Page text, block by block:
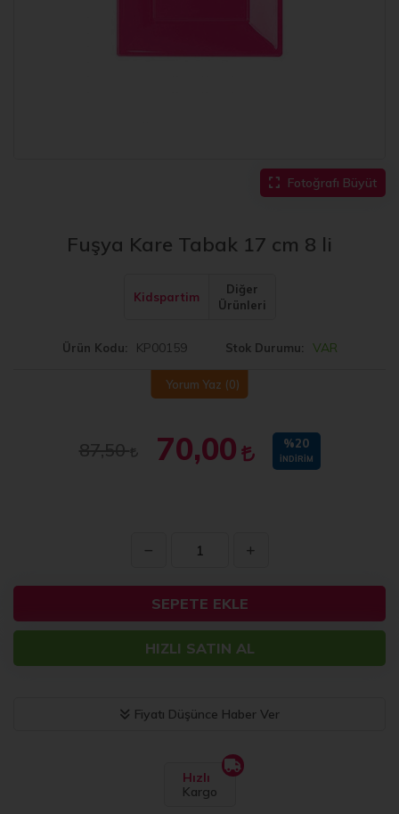
Fotoğrafı Büyüt
Fuşya Kare Tabak 17 cm 8 li
Kidspartim
Diğer
Ürünleri
Ürün Kodu KP00159 Stok Durumu VAR
Yorum Yaz (0)
87,50 70,00 %20
İNDIRIM
SEPETE EKLE
HIZLI SATIN AL
Fiyatı Düşünce Haber Ver
Hızlı
Kargo